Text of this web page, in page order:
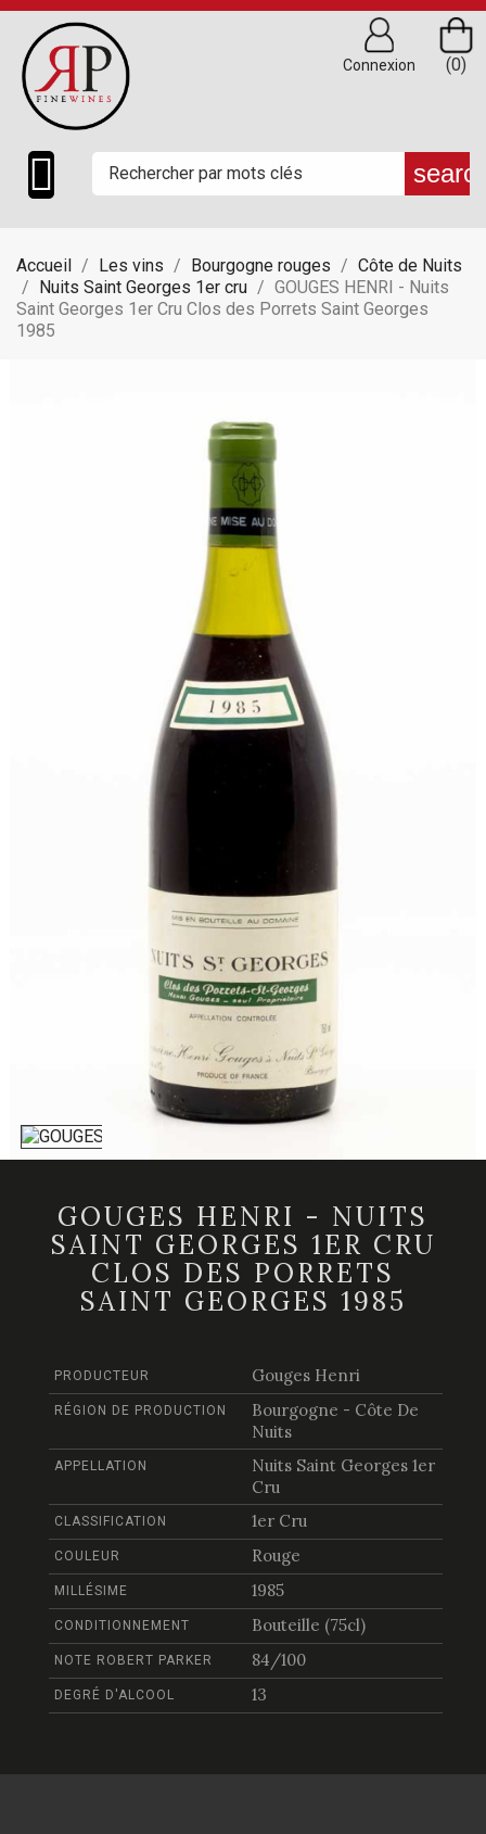

(0)
Connexion
Accueil Les vins Bourgogne rouges
Côte de Nuits
Nuits Saint Georges 1er cru
GOUGES HENRI - Nuits
Saint Georges 1er Cru Clos des Porrets Saint Georges
1985
GOUGES HENRI - NUITS
SAINT GEORGES 1ER CRU
CLOS DES PORRETS
SAINT GEORGES 1985
PRODUCTEUR Gouges Henri
RÉGION DE PRODUCTION
Bourgogne - Côte De
Nuits
APPELLATION
Nuits Saint Georges 1er
Cru
CLASSIFICATION 1er Cru
COULEUR Rouge
MILLÉSIME 1985
CONDITIONNEMENT Bouteille (75cl)
NOTE ROBERT PARKER 84/100
DEGRÉ D'ALCOOL 13